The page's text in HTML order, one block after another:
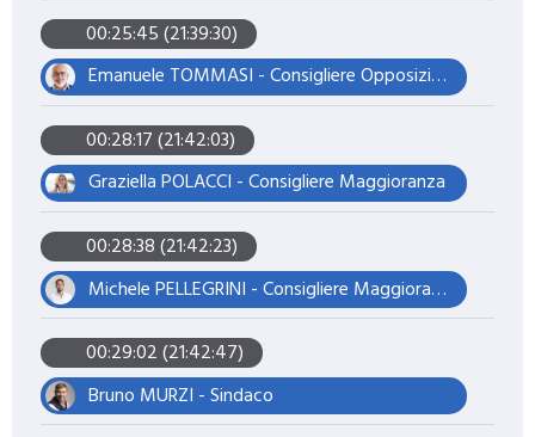
00:25:45 (21:39:30)
Emanuele TOMMASI - Consigliere Opposizione – Vicepresidente
00:28:17 (21:42:03)
Graziella POLACCI - Consigliere Maggioranza
00:28:38 (21:42:23)
Michele PELLEGRINI - Consigliere Maggioranza – Presidente del Consiglio
00:29:02 (21:42:47)
Bruno MURZI - Sindaco